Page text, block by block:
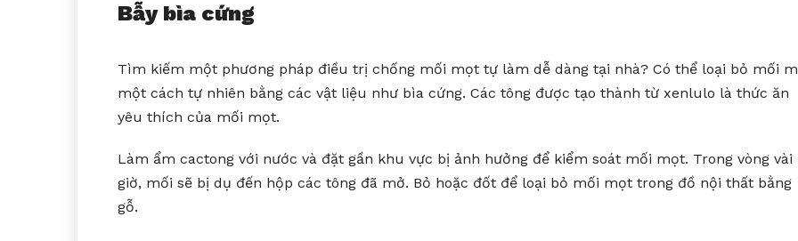
Bẫy bìa cứng
Tìm kiếm một phương pháp điều trị chống mối mọt tự làm dễ dàng tại nhà? Có thể loại bỏ mối
một cách tự nhiên bằng các vật liệu như bìa cứng. Các tông được tạo thành từ xenlulo là thức ăn
yêu thích của mối mọt.
Làm ẩm cactong với nước và đặt gần khu vực bị ảnh hưởng để kiểm soát mối mọt. Trong vòng vài
giờ, mối sẽ bị dụ đến hộp các tông đã mở. Bỏ hoặc đốt để loại bỏ mối mọt trong đồ nội thất bằng
gỗ.